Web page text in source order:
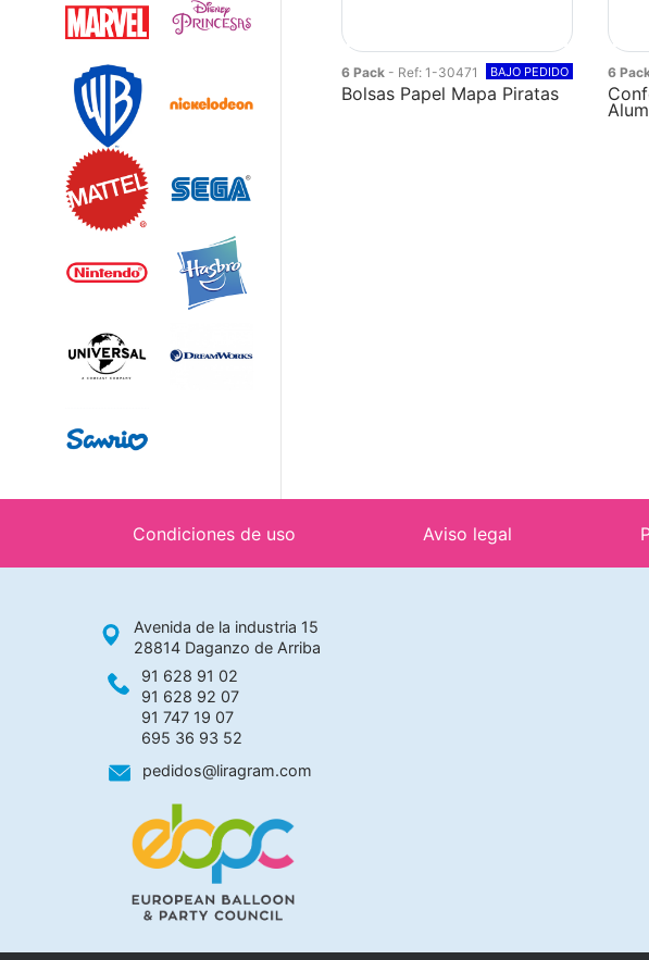
6 Pack - Ref: 1-30471 BAJO PEDIDO
Bolsas Papel Mapa Piratas
6
Condiciones de uso Aviso legal
Avenida de la industria 15
28814 Daganzo de Arriba
91 628 91 02
91 628 92 07
91 747 19 07
695 36 93 52
pedidos@liragram.com